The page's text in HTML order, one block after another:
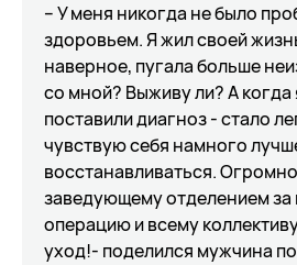
– У меня никогда не было
здоровьем. Я жил своей
наверное, пугала больше
со мной? Выживу ли? А когда
поставили диагноз - стало
чувствую себя намного
восстанавливаться.
заведующему отделением
операцию и всему
уход!- поделился мужчина